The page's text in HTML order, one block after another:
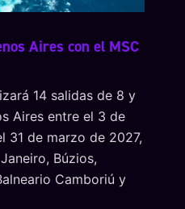
Aires con el MSC
14 salidas de 8 y
Aires entre el 3 de
31 de marzo de 2027,
Búzios,
Camboriú y